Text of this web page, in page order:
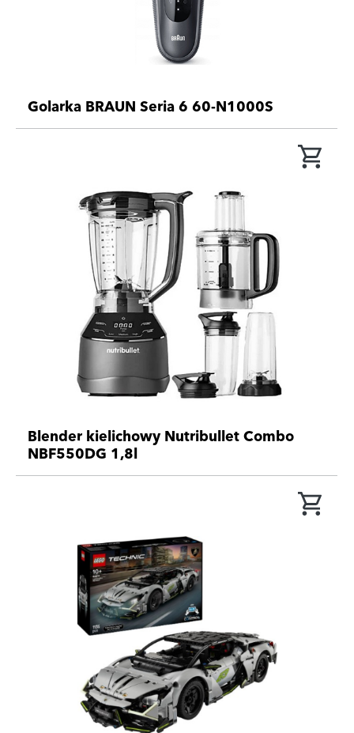
Golarka BRAUN Seria 6 60-N1000S
Blender kielichowy Nutribullet Combo
NBF550DG 1,8l